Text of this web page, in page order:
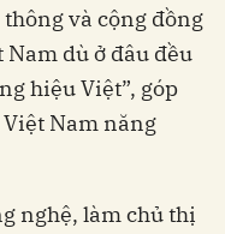
và cộng đồng
dù ở đâu đều
hiệu Việt”, góp
Nam năng
nghệ, làm chủ thị